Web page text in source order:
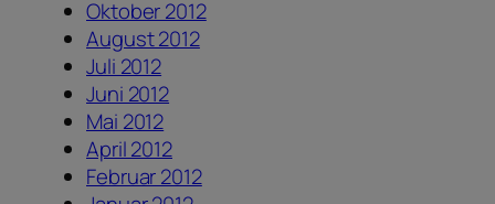
Oktober 2012
August 2012
Juli 2012
Juni 2012
Mai 2012
April 2012
Februar 2012